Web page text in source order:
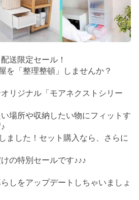
送限定セール！
を「整理整頓」しませんか？
リジナル「モアネクストシリー
場所や収納したい物にフィットす
ました！セット購入なら、さらに
の特別セールです♪♪♪
しをアップデートしちゃいましょ